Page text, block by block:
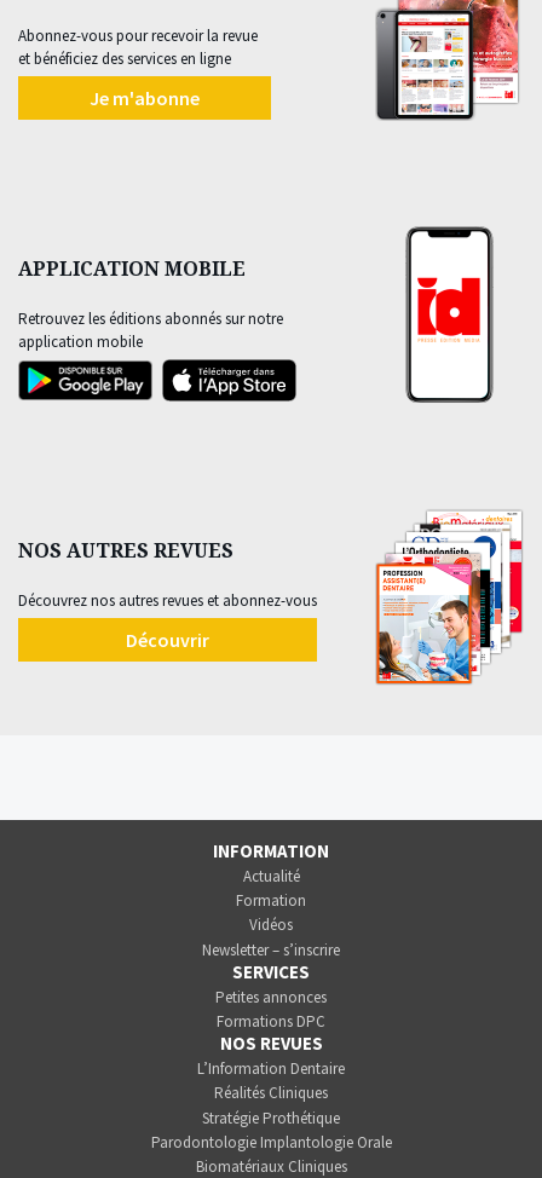
Abonnez-vous pour recevoir la revue
et bénéficiez des services en ligne
Je m'abonne
APPLICATION MOBILE
Retrouvez les éditions abonnés sur notre
application mobile
NOS AUTRES REVUES
Découvrez nos autres revues et abonnez-vous
Découvrir
INFORMATION
Actualité
Formation
Vidéos
Newsletter – s’inscrire
SERVICES
Petites annonces
Formations DPC
NOS REVUES
L’Information Dentaire
Réalités Cliniques
Stratégie Prothétique
Parodontologie Implantologie Orale
Biomatériaux Cliniques